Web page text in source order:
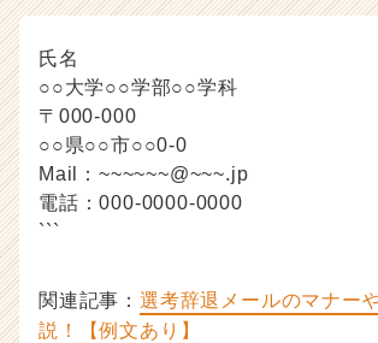
氏名
○○大学○○学部○○学科
〒000-000
○○県○○市○○0-0
Mail：~~~~~~@~~~.jp
電話：000-0000-0000
```
関連記事： 選考辞退メールのマナー
説！【例文あり】